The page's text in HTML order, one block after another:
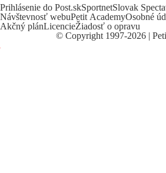
Prihlásenie do Post.skSportnetSlovak
Návštevnosť webuPetit AcademyOsobné
Akčný plánLicencieŽiadosť o opravu
© Copyright 1997-2026 |